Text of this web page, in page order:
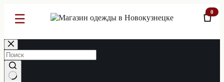
☰ 0
Перейти
к
сути